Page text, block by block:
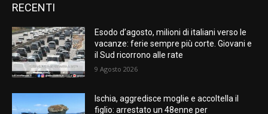
RECENTI
Esodo d’agosto, milioni di italiani verso le
vacanze: ferie sempre più corte. Giovani e
il Sud ricorrono alle rate
9 Agosto 2026
Ischia, aggredisce moglie e accoltella il
figlio: arrestato un 48enne per